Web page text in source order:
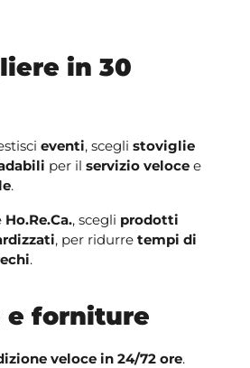
in 30
eventi, scegli stoviglie
per il servizio veloce e
.
Ho.Re.Ca., scegli prodotti
, per ridurre tempi di
.
e forniture
veloce in 24/72 ore.